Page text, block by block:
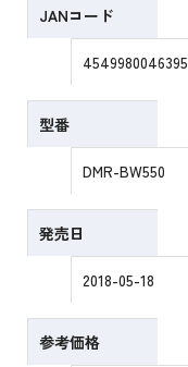
JANコード
4549980046395
型番
DMR-BW550
発売日
2018-05-18
参考価格